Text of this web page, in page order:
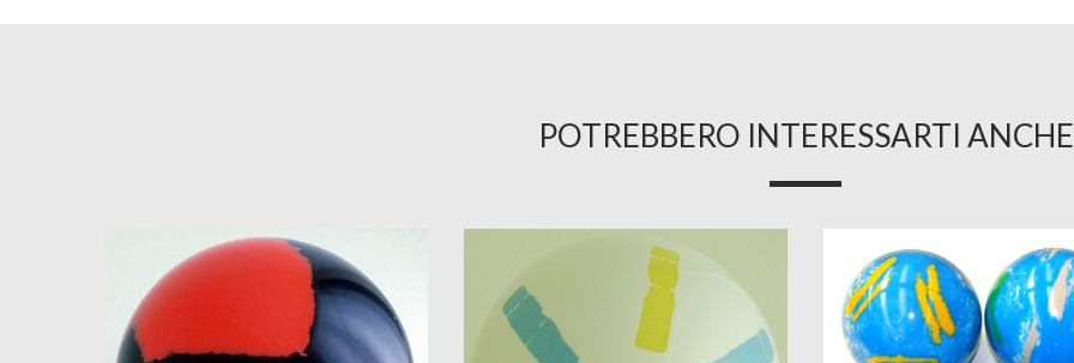
POTREBBERO INTERESSARTI ANCHE